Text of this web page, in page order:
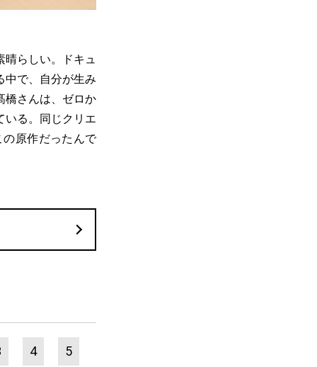
晴らしい。ドキュ
中で、自分が生み
橋さんは、ゼロか
いる。同じクリエ
原作だったんで
4 5